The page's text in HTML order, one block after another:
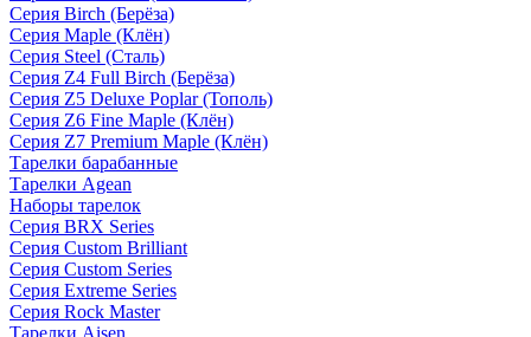
Серия Birch (Берёза)
Серия Maple (Клён)
Серия Steel (Сталь)
Серия Z4 Full Birch (Берёза)
Серия Z5 Deluxe Poplar (Тополь)
Серия Z6 Fine Maple (Клён)
Серия Z7 Premium Maple (Клён)
Тарелки барабанные
Тарелки Agean
Наборы тарелок
Серия BRX Series
Серия Custom Brilliant
Серия Custom Series
Серия Extreme Series
Серия Rock Master
Тарелки Aisen